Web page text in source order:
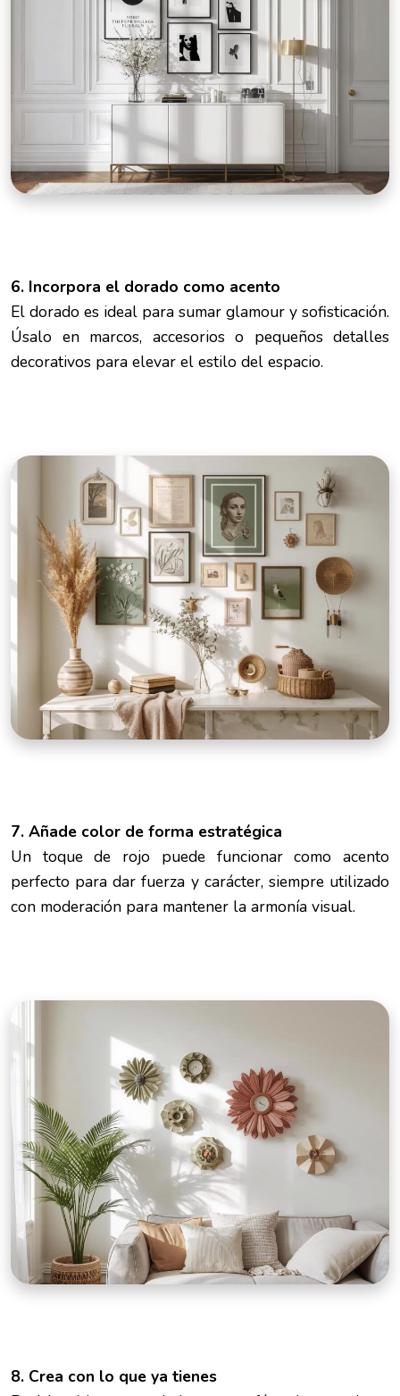
6. Incorpora el dorado como acento
El dorado es ideal para sumar glamour y sofisticación.
Úsalo en marcos, accesorios o pequeños detalles
decorativos para elevar el estilo del espacio.
7. Añade color de forma estratégica
Un toque de rojo puede funcionar como acento
perfecto para dar fuerza y carácter, siempre utilizado
con moderación para mantener la armonía visual.
8. Crea con lo que ya tienes